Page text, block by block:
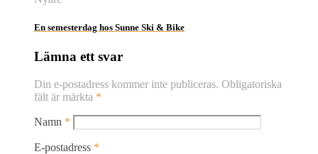
En semesterdag hos Sunne Ski & Bike
Lämna ett svar
Din e-postadress kommer inte publiceras. Obligatoriska
fält är märkta *
Namn *
E-postadress *